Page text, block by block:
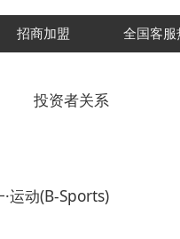
招商加盟 全国客服
投资者关系
运动(B-Sports)